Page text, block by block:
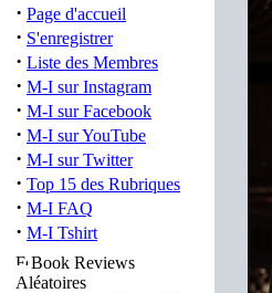
· Page d'accueil
· S'enregistrer
· Liste des Membres
· M-I sur Instagram
· M-I sur Facebook
· M-I sur YouTube
· M-I sur Twitter
· Top 15 des Rubriques
· M-I FAQ
· M-I Tshirt
Book Reviews
Aléatoires